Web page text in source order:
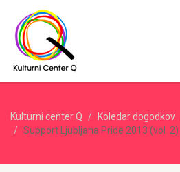
Kulturni center Q Koledar dogodkov
Support Ljubljana Pride 2013 (vol. 2)